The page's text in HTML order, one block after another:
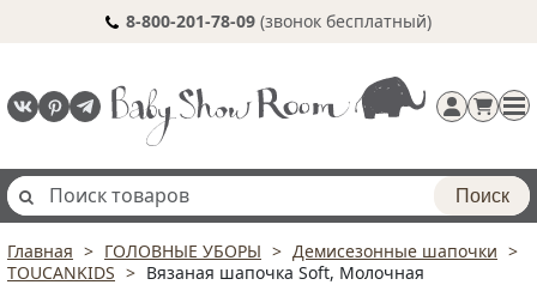
8-800-201-78-09 (звонок бесплатный)
Регистрация
Поиск
Главная ГОЛОВНЫЕ УБОРЫ
Демисезонные шапочки
TOUCANKIDS
Вязаная шапочка Soft, Молочная